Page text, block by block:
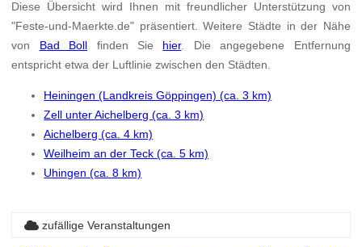
Diese Übersicht wird Ihnen mit freundlicher Unterstützung von
"Feste-und-Maerkte.de" präsentiert. Weitere Städte in der Nähe
von Bad Boll finden Sie hier. Die angegebene Entfernung
entspricht etwa der Luftlinie zwischen den Städten.
Heiningen (Landkreis Göppingen) (ca. 3 km)
Zell unter Aichelberg (ca. 3 km)
Aichelberg (ca. 4 km)
Weilheim an der Teck (ca. 5 km)
Uhingen (ca. 8 km)
zufällige Veranstaltungen